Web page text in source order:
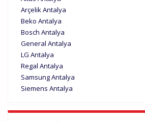
Arçelik Antalya
Beko Antalya
Bosch Antalya
General Antalya
LG Antalya
Regal Antalya
Samsung Antalya
Siemens Antalya